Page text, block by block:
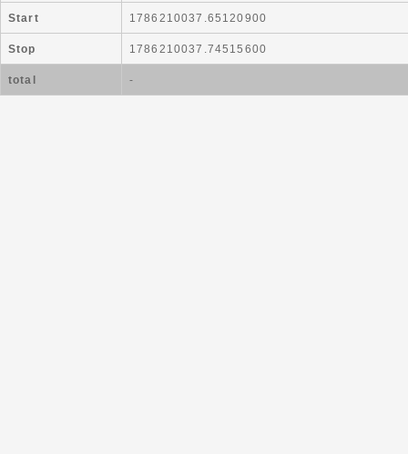
Start 1786210037.65120900
Stop 1786210037.74515600
total -